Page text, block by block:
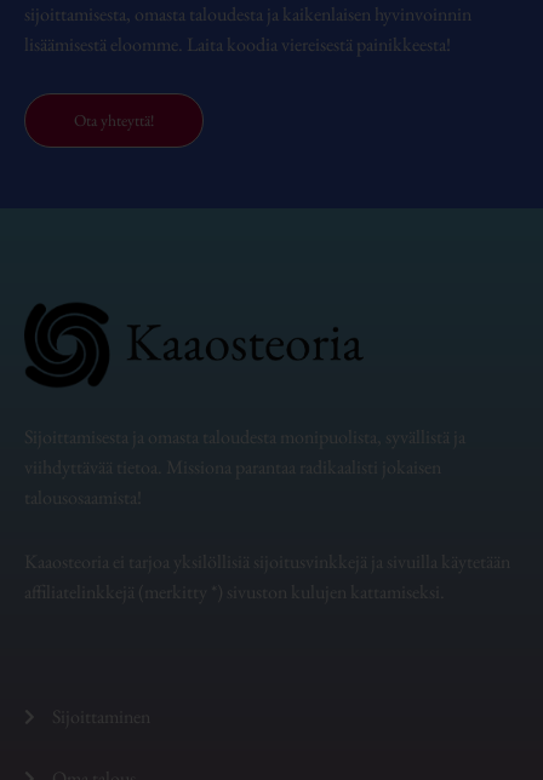
sijoittamisesta, omasta taloudesta ja kaikenlaisen hyvinvoinnin
lisäämisestä eloomme. Laita koodia viereisestä painikkeesta!
Ota yhteyttä!
Sijoittamisesta ja omasta taloudesta monipuolista, syvällistä ja
viihdyttävää tietoa. Missiona parantaa radikaalisti jokaisen
talousosaamista!
Kaaosteoria ei tarjoa yksilöllisiä sijoitusvinkkejä ja sivuilla käytetään
affiliatelinkkejä (merkitty *) sivuston kulujen kattamiseksi.
Sijoittaminen